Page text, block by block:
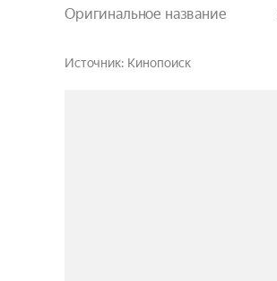
Оригинальное название
Источник Кинопоиск